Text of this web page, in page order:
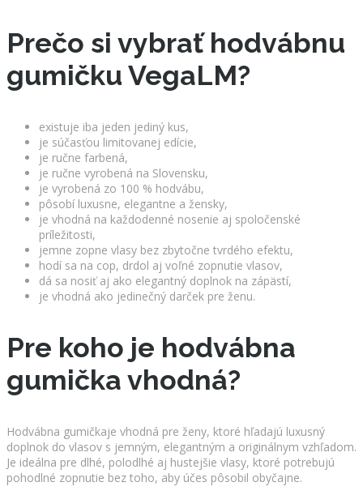
Prečo si vybrať hodvábnu
gumičku VegaLM?
existuje iba jeden jediný kus,
je súčasťou limitovanej edície,
je ručne farbená,
je ručne vyrobená na Slovensku,
je vyrobená zo 100 % hodvábu,
pôsobí luxusne, elegantne a žensky,
je vhodná na každodenné nosenie aj spoločenské
príležitosti,
jemne zopne vlasy bez zbytočne tvrdého efektu,
hodí sa na cop, drdol aj voľné zopnutie vlasov,
dá sa nosiť aj ako elegantný doplnok na zápästí,
je vhodná ako jedinečný darček pre ženu.
Pre koho je hodvábna
gumička vhodná?
Hodvábna gumičkaje vhodná pre ženy, ktoré hľadajú luxusný
doplnok do vlasov s jemným, elegantným a originálnym vzhľadom.
Je ideálna pre dlhé, polodlhé aj hustejšie vlasy, ktoré potrebujú
pohodlné zopnutie bez toho, aby účes pôsobil obyčajne.